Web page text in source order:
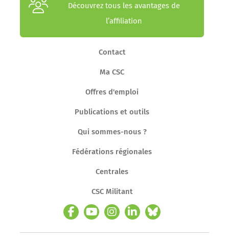
Découvrez tous les avantages de
l’affiliation
Contact
Ma CSC
Offres d'emploi
Publications et outils
Qui sommes-nous ?
Fédérations régionales
Centrales
CSC Militant